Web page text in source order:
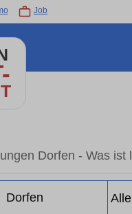
Job
Dorfen - Was ist